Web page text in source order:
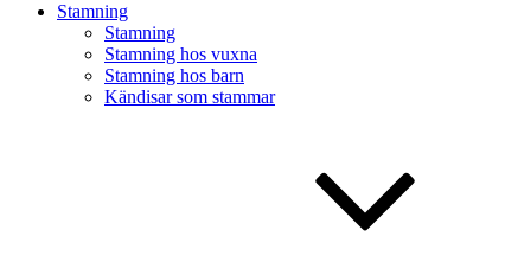
Stamning
Stamning
Stamning hos vuxna
Stamning hos barn
Kändisar som stammar